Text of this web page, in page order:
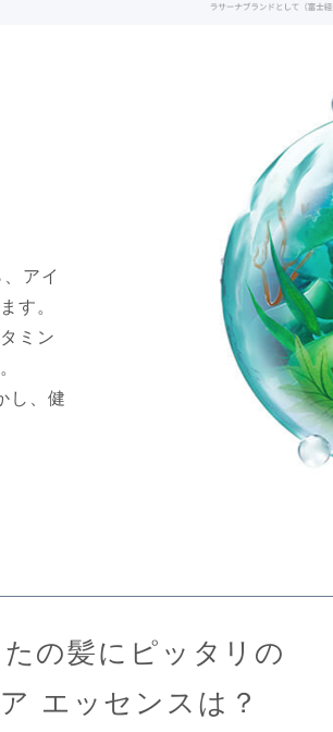
アイ
す。
ミン
し、健
の髪にピッタリの
エッセンスは？